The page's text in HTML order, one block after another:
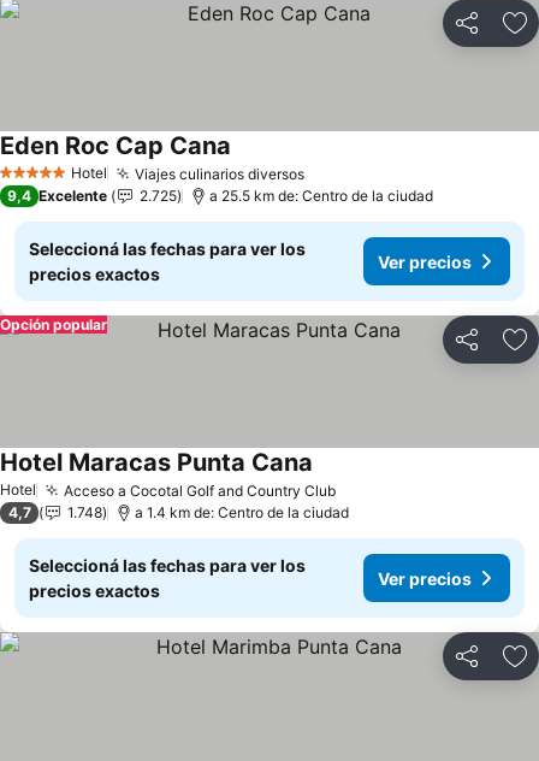
Compartir
5 Estrellas Hotel Viajes culinarios diversosVer precios
Eden Roc Cap Cana
9,4 Excelente 2.725 a 25.5 km de: Centro de la ciudad
Seleccioná las fechas para ver los
precios exactos
Ver precios
Compartir
Opción popular
Hotel Acceso a Cocotal Golf and Country ClubVer precios
Hotel Maracas Punta Cana
4,7 1.748 a 1.4 km de: Centro de la ciudad
Seleccioná las fechas para ver los
precios exactos
Ver precios
Compartir